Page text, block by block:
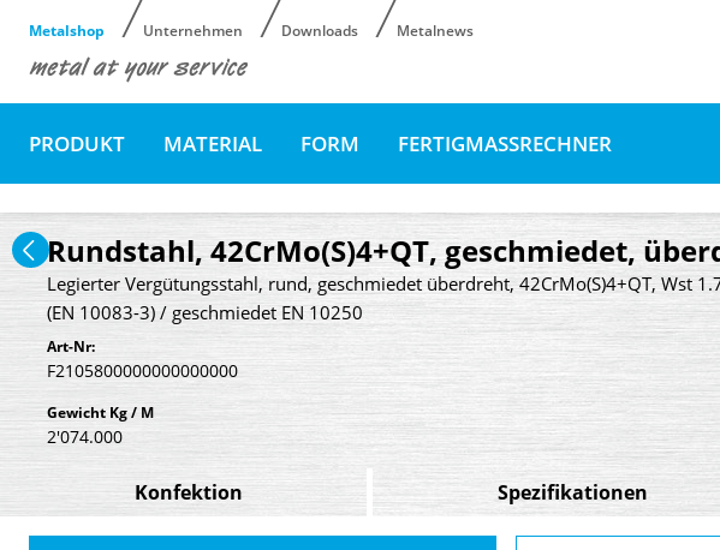
Metalshop Unternehmen Downloads Metalnews
PRODUKT MATERIAL FORM FERTIGMASSRECHNER
Rundstahl, 42CrMo(S)4+QT, geschmiedet,
Legierter Vergütungsstahl, rund, geschmiedet überdreht, 42CrMo(S)4+QT, Wst
(EN 10083-3) / geschmiedet EN 10250
Art-Nr:
F2105800000000000000
Gewicht Kg / M
2'074.000
Konfektion Spezifikationen